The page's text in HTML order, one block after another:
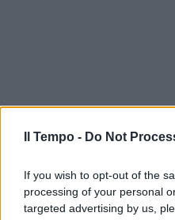
Il Tempo - Do Not
If you wish to opt-out of the
processing of your personal
targeted advertising by us,